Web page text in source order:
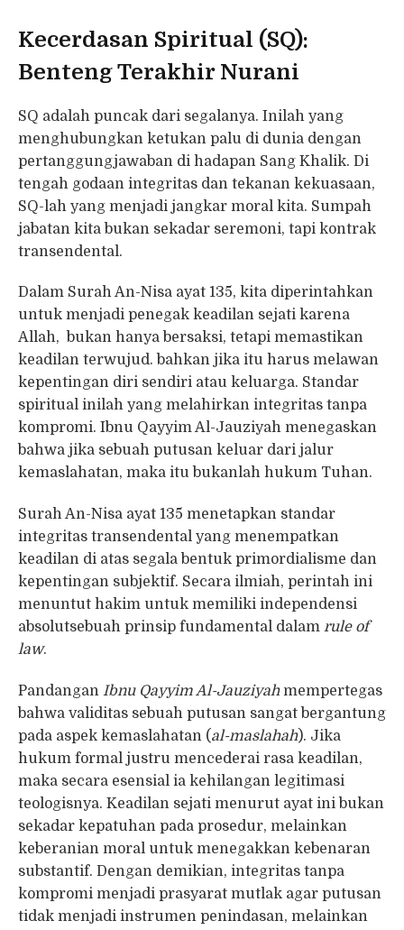
Kecerdasan Spiritual (SQ):
Benteng Terakhir Nurani
SQ adalah puncak dari segalanya. Inilah yang
menghubungkan ketukan palu di dunia dengan
pertanggungjawaban di hadapan Sang Khalik. Di
tengah godaan integritas dan tekanan kekuasaan,
SQ-lah yang menjadi jangkar moral kita. Sumpah
jabatan kita bukan sekadar seremoni, tapi kontrak
transendental.
Dalam Surah An-Nisa ayat 135, kita diperintahkan
untuk menjadi penegak keadilan sejati karena
Allah, bukan hanya bersaksi, tetapi memastikan
keadilan terwujud. bahkan jika itu harus melawan
kepentingan diri sendiri atau keluarga. Standar
spiritual inilah yang melahirkan integritas tanpa
kompromi. Ibnu Qayyim Al-Jauziyah menegaskan
bahwa jika sebuah putusan keluar dari jalur
kemaslahatan, maka itu bukanlah hukum Tuhan.
Surah An-Nisa ayat 135 menetapkan standar
integritas transendental yang menempatkan
keadilan di atas segala bentuk primordialisme dan
kepentingan subjektif. Secara ilmiah, perintah ini
menuntut hakim untuk memiliki independensi
absolutsebuah prinsip fundamental dalam rule of
law.
Pandangan Ibnu Qayyim Al-Jauziyahmempertegas
bahwa validitas sebuah putusan sangat bergantung
pada aspek kemaslahatan (al-maslahah). Jika
hukum formal justru mencederai rasa keadilan,
maka secara esensial ia kehilangan legitimasi
teologisnya. Keadilan sejati menurut ayat ini bukan
sekadar kepatuhan pada prosedur, melainkan
keberanian moral untuk menegakkan kebenaran
substantif. Dengan demikian, integritas tanpa
kompromi menjadi prasyarat mutlak agar putusan
tidak menjadi instrumen penindasan, melainkan